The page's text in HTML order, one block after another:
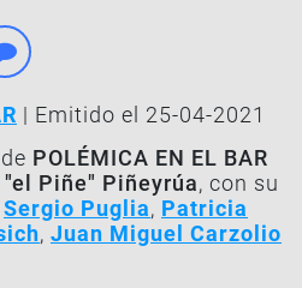
| Emitido el 25-04-2021
POLÉMICA EN EL BAR
Piñe" Piñeyrúa, con su
Sergio Puglia, Patricia
, Juan Miguel Carzolio